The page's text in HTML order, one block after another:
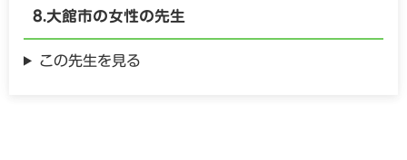
大館市の女性の先生
この先生を見る